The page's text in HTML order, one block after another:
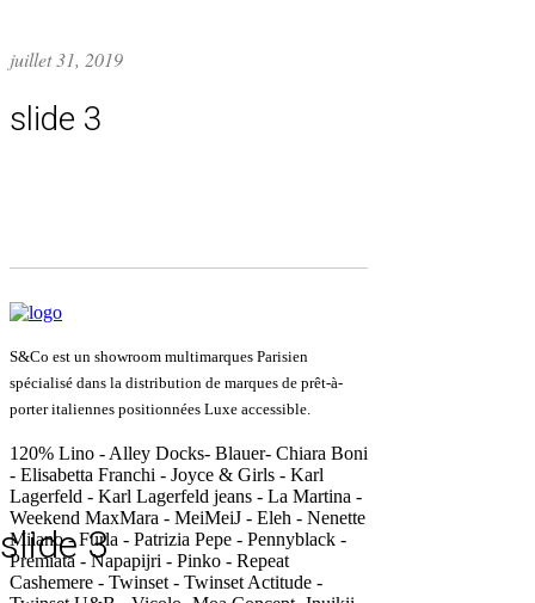
slide 3
juillet 31, 2019
slide 3
S&Co est un showroom multimarques Parisien
spécialisé dans la distribution de marques de prêt-à-
porter italiennes positionnées Luxe accessible.
120% Lino - Alley Docks- Blauer- Chiara Boni
- Elisabetta Franchi - Joyce & Girls - Karl
Lagerfeld - Karl Lagerfeld jeans - La Martina -
Weekend MaxMara - MeiMeiJ - Eleh - Nenette
Milano - Furla - Patrizia Pepe - Pennyblack -
Premiata - Napapijri - Pinko - Repeat
Cashemere - Twinset - Twinset Actitude -